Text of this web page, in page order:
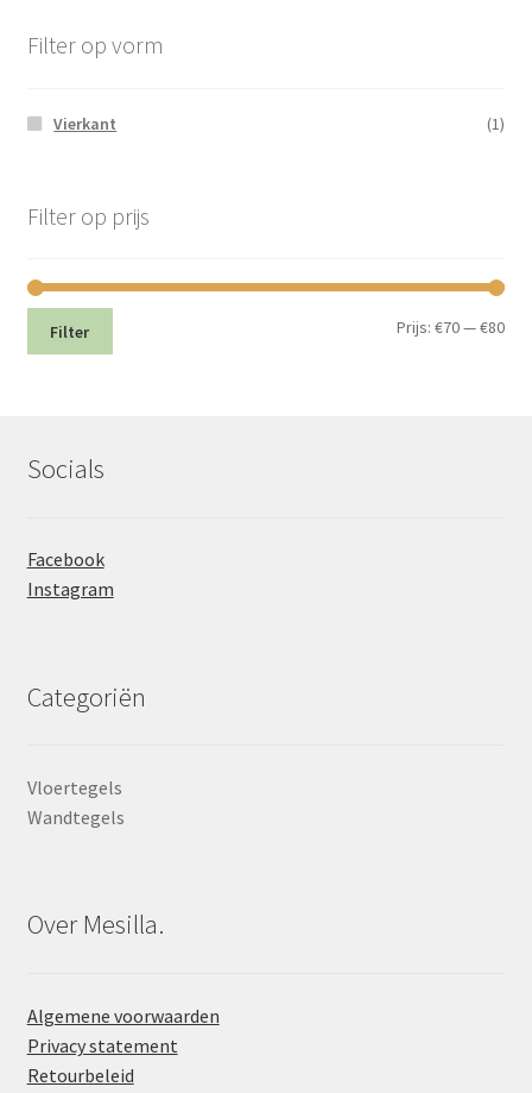
Filter op vorm
Vierkant (1)
Filter op prijs
Min.
Filter Prijs:€70—€80
Socials
Facebook
Instagram
Categoriën
Vloertegels
Wandtegels
Over Mesilla.
Algemene voorwaarden
Privacy statement
Retourbeleid